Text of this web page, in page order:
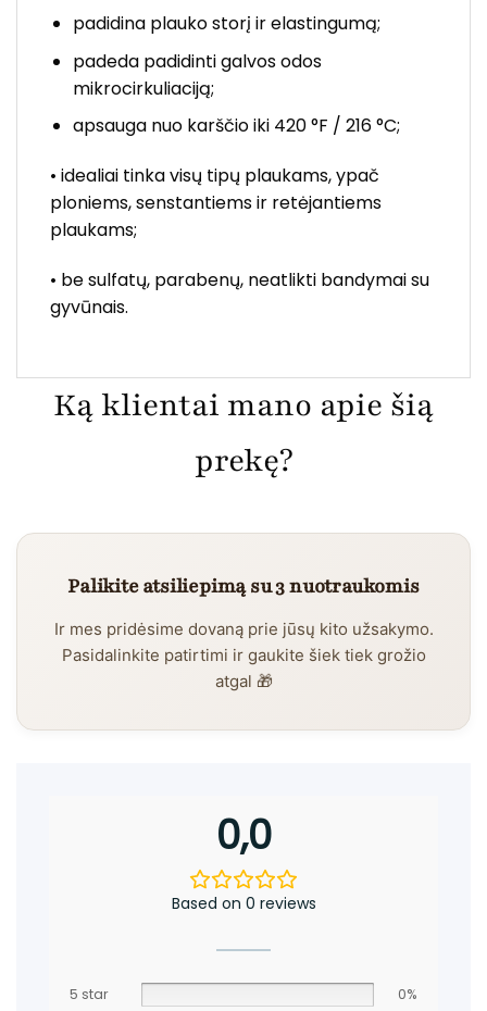
padidina plauko storį ir elastingumą;
padeda padidinti galvos odos
mikrocirkuliaciją;
apsauga nuo karščio iki 420 °F / 216 °C;
• idealiai tinka visų tipų plaukams, ypač
ploniems, senstantiems ir retėjantiems
plaukams;
• be sulfatų, parabenų, neatlikti bandymai su
gyvūnais.
Ką klientai mano apie šią
prekę?
Palikite atsiliepimą su 3 nuotraukomis
Ir mes pridėsime dovaną prie jūsų kito užsakymo.
Pasidalinkite patirtimi ir gaukite šiek tiek grožio
atgal 🎁
0,0
Based on 0 reviews
5 star 0%